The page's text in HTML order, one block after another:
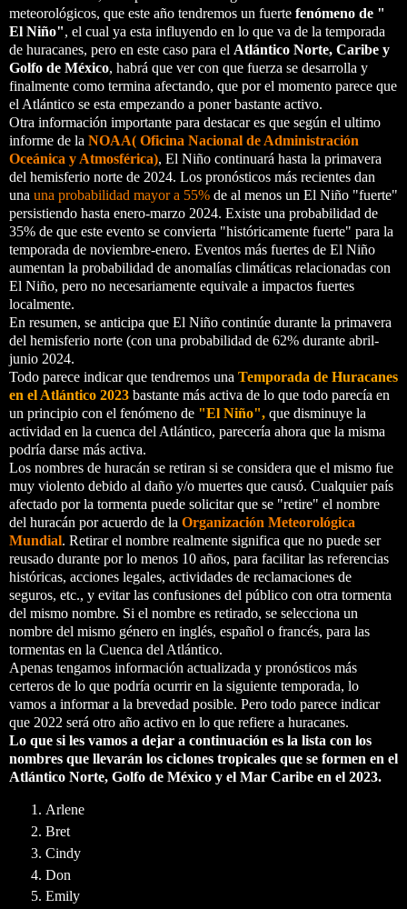
meteorológicos, que este año tendremos un fuerte fenómeno de "
El Niño", el cual ya esta influyendo en lo que va de la temporada
de huracanes, pero en este caso para el Atlántico Norte, Caribe y
Golfo de México, habrá que ver con que fuerza se desarrolla y
finalmente como termina afectando, que por el momento parece que
el Atlántico se esta empezando a poner bastante activo.
Otra información importante para destacar es que según el ultimo
informe de la NOAA( Oficina Nacional de Administración
Oceánica y Atmosférica), El Niño continuará hasta la primavera
del hemisferio norte de 2024. Los pronósticos más recientes dan
una una probabilidad mayor a 55% de al menos un El Niño "fuerte"
persistiendo hasta enero-marzo 2024. Existe una probabilidad de
35% de que este evento se convierta "históricamente fuerte" para la
temporada de noviembre-enero. Eventos más fuertes de El Niño
aumentan la probabilidad de anomalías climáticas relacionadas con
El Niño, pero no necesariamente equivale a impactos fuertes
localmente.
En resumen, se anticipa que El Niño continúe durante la primavera
del hemisferio norte (con una probabilidad de 62% durante abril-
junio 2024.
Todo parece indicar que tendremos una Temporada de Huracanes
en el Atlántico 2023 bastante más activa de lo que todo parecía en
un principio con el fenómeno de "El Niño", que disminuye la
actividad en la cuenca del Atlántico, parecería ahora que la misma
podría darse más activa.
Los nombres de huracán se retiran si se considera que el mismo fue
muy violento debido al daño y/o muertes que causó. Cualquier país
afectado por la tormenta puede solicitar que se "retire" el nombre
del huracán por acuerdo de la Organización Meteorológica
Mundial. Retirar el nombre realmente significa que no puede ser
reusado durante por lo menos 10 años, para facilitar las referencias
históricas, acciones legales, actividades de reclamaciones de
seguros, etc., y evitar las confusiones del público con otra tormenta
del mismo nombre. Si el nombre es retirado, se selecciona un
nombre del mismo género en inglés, español o francés, para las
tormentas en la Cuenca del Atlántico.
Apenas tengamos información actualizada y pronósticos más
certeros de lo que podría ocurrir en la siguiente temporada, lo
vamos a informar a la brevedad posible. Pero todo parece indicar
que 2022 será otro año activo en lo que refiere a huracanes.
Lo que si les vamos a dejar a continuación es la lista con los
nombres que llevarán los ciclones tropicales que se formen en el
Atlántico Norte, Golfo de México y el Mar Caribe en el 2023.
Arlene
Bret
Cindy
Don
Emily